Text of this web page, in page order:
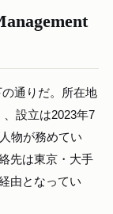
通りだ。所在地
、設立は2023年7
物が務めてい
先は東京・大手
由となってい